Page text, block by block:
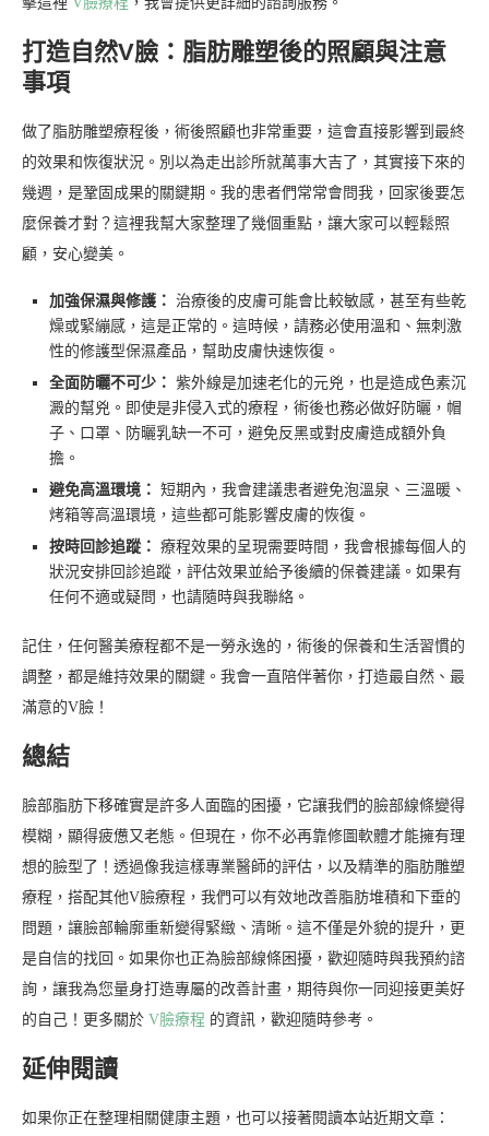
打造自然V臉：脂肪雕塑後的照顧與注意
事項
做了脂肪雕塑療程後，術後照顧也非常重要，這會直接影響到最終
的效果和恢復狀況。別以為走出診所就萬事大吉了，其實接下來的
幾週，是鞏固成果的關鍵期。我的患者們常常會問我，回家後要怎
麼保養才對？這裡我幫大家整理了幾個重點，讓大家可以輕鬆照
顧，安心變美。
加強保濕與修護： 治療後的皮膚可能會比較敏感，甚至有些乾
燥或緊繃感，這是正常的。這時候，請務必使用溫和、無刺激
性的修護型保濕產品，幫助皮膚快速恢復。
全面防曬不可少： 紫外線是加速老化的元兇，也是造成色素沉
澱的幫兇。即使是非侵入式的療程，術後也務必做好防曬，帽
子、口罩、防曬乳缺一不可，避免反黑或對皮膚造成額外負
擔。
避免高溫環境： 短期內，我會建議患者避免泡溫泉、三溫暖、
烤箱等高溫環境，這些都可能影響皮膚的恢復。
按時回診追蹤： 療程效果的呈現需要時間，我會根據每個人的
狀況安排回診追蹤，評估效果並給予後續的保養建議。如果有
任何不適或疑問，也請隨時與我聯絡。
記住，任何醫美療程都不是一勞永逸的，術後的保養和生活習慣的
調整，都是維持效果的關鍵。我會一直陪伴著你，打造最自然、最
滿意的V臉！
總結
臉部脂肪下移確實是許多人面臨的困擾，它讓我們的臉部線條變得
模糊，顯得疲憊又老態。但現在，你不必再靠修圖軟體才能擁有理
想的臉型了！透過像我這樣專業醫師的評估，以及精準的脂肪雕塑
療程，搭配其他V臉療程，我們可以有效地改善脂肪堆積和下垂的
問題，讓臉部輪廓重新變得緊緻、清晰。這不僅是外貌的提升，更
是自信的找回。如果你也正為臉部線條困擾，歡迎隨時與我預約諮
詢，讓我為您量身打造專屬的改善計畫，期待與你一同迎接更美好
的自己！更多關於 V臉療程 的資訊，歡迎隨時參考。
延伸閱讀
如果你正在整理相關健康主題，也可以接著閱讀本站近期文章：